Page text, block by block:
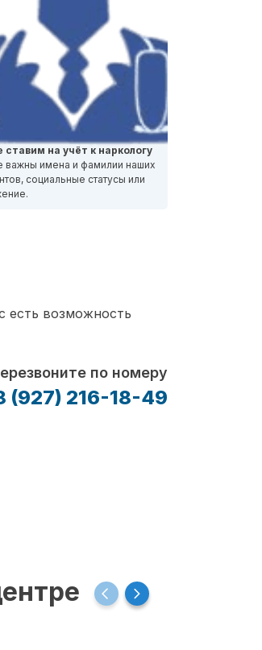
на учёт к наркологу
важны имена и фамилии наших
социальные статусы или
есть возможность
по номеру
(927) 216-18-49